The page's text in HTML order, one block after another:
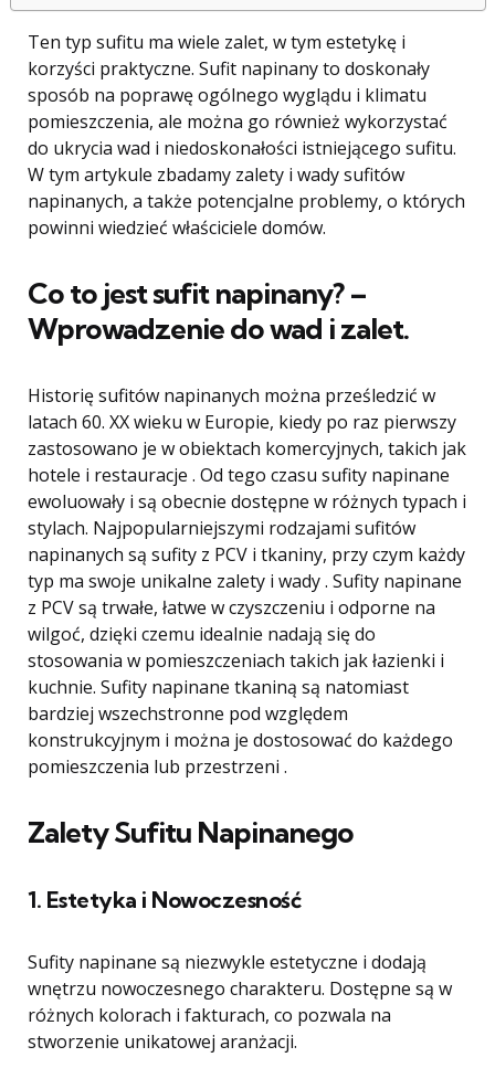
Ten typ sufitu ma wiele zalet, w tym estetykę i
korzyści praktyczne. Sufit napinany to doskonały
sposób na poprawę ogólnego wyglądu i klimatu
pomieszczenia, ale można go również wykorzystać
do ukrycia wad i niedoskonałości istniejącego sufitu.
W tym artykule zbadamy zalety i wady sufitów
napinanych, a także potencjalne problemy, o których
powinni wiedzieć właściciele domów.
Co to jest sufit napinany? –
Wprowadzenie do wad i zalet.
Historię sufitów napinanych można prześledzić w
latach 60. XX wieku w Europie, kiedy po raz pierwszy
zastosowano je w obiektach komercyjnych, takich jak
hotele i restauracje . Od tego czasu sufity napinane
ewoluowały i są obecnie dostępne w różnych typach i
stylach. Najpopularniejszymi rodzajami sufitów
napinanych są sufity z PCV i tkaniny, przy czym każdy
typ ma swoje unikalne zalety i wady . Sufity napinane
z PCV są trwałe, łatwe w czyszczeniu i odporne na
wilgoć, dzięki czemu idealnie nadają się do
stosowania w pomieszczeniach takich jak łazienki i
kuchnie. Sufity napinane tkaniną są natomiast
bardziej wszechstronne pod względem
konstrukcyjnym i można je dostosować do każdego
pomieszczenia lub przestrzeni .
Zalety Sufitu Napinanego
1. Estetyka i Nowoczesność
Sufity napinane są niezwykle estetyczne i dodają
wnętrzu nowoczesnego charakteru. Dostępne są w
różnych kolorach i fakturach, co pozwala na
stworzenie unikatowej aranżacji.